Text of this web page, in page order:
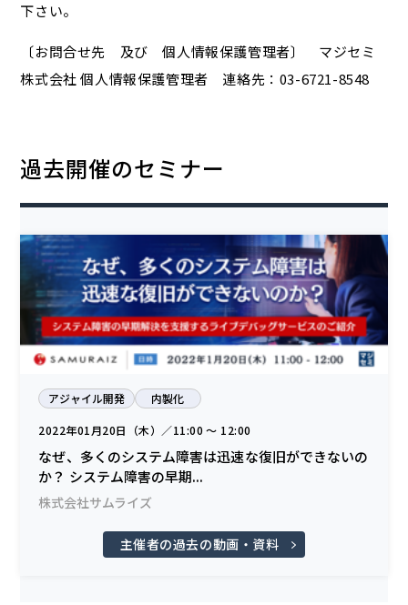
下さい。
〔お問合せ先 及び 個人情報保護管理者〕 マジセミ
株式会社 個人情報保護管理者 連絡先：03-6721-8548
過去開催のセミナー
アジャイル開発 内製化
2022年01月20日（木）／11:00 〜 12:00
なぜ、多くのシステム障害は迅速な復旧ができないの
か？ システム障害の早期...
株式会社サムライズ
主催者の過去の動画・資料